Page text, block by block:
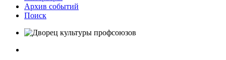
Архив событий
Поиск